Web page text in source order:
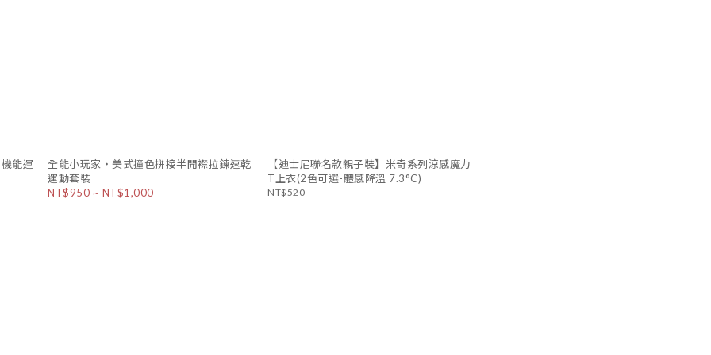
能運
全能小玩家・美式撞色拼接半開襟拉鍊速乾
運動套裝
NT$950 ~ NT$1,000
【迪士尼聯名款親子裝】米奇系列涼感魔力
T上衣(2色可選-體感降溫 7.3°C)
NT$520